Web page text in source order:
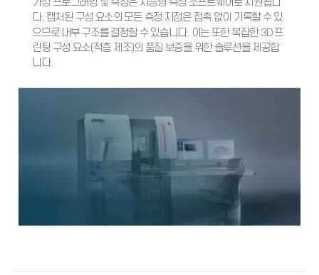
다. 캡처된 구성 요소의 모든 측정 지점은 접촉 없이 기록할 수 있
으므로 내부 구조를 결정할 수 있습니다. 이는 또한 복잡한 3D 프
린팅 구성 요소(적층 제조)의 품질 보증을 위한 솔루션을 제공합
니다.